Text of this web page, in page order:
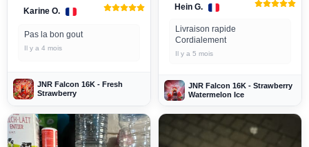
Karine O.
Pas la bon gout
Il y a 4 mois
JNR Falcon 16K - Fresh
Strawberry
Hein G.
Livraison rapide
Cordialement
Il y a 5 mois
JNR Falcon 16K - Strawberry
Watermelon Ice